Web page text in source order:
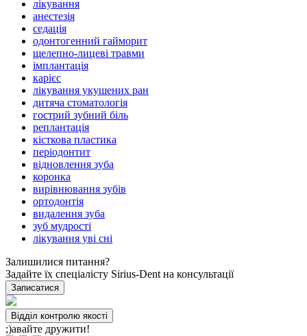
лікування
анестезія
седація
одонтогенний гайморит
щелепно-лицеві травми
імплантація
карієс
лікування укушених ран
дитяча стоматологія
гострий зубний біль
реплантація
кісткова пластика
періодонтит
відновлення зуба
коронка
вирівнювання зубів
ортодонтія
видалення зуба
зуб мудрості
лікування уві сні
Залишилися питання?
Задайте їх спеціалісту Sirius-Dent на консультації
Записатися
Відділ контролю якості
;)авайте дружити!